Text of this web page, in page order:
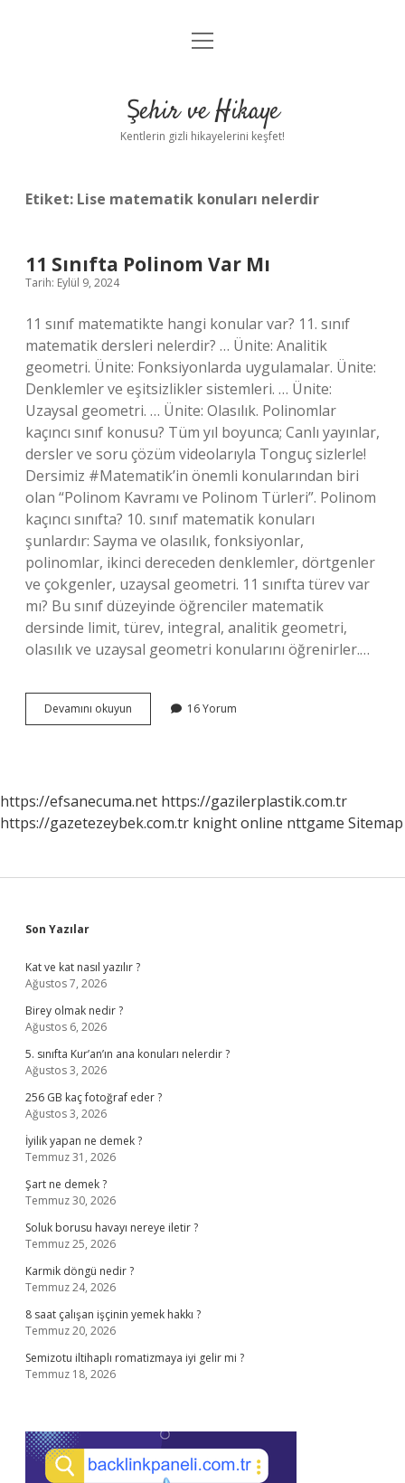
Anasayfa
Yasal Uyarı
menüyü
Şehir ve Hikaye
Kentlerin gizli hikayelerini keşfet!
Etiket: Lise matematik konuları nelerdir
11 Sınıfta Polinom Var Mı
Tarih: Eylül 9, 2024
11 sınıf matematikte hangi konular var? 11. sınıf
matematik dersleri nelerdir? … Ünite: Analitik
geometri. Ünite: Fonksiyonlarda uygulamalar. Ünite:
Denklemler ve eşitsizlikler sistemleri. … Ünite:
Uzaysal geometri. … Ünite: Olasılık. Polinomlar
kaçıncı sınıf konusu? Tüm yıl boyunca; Canlı yayınlar,
dersler ve soru çözüm videolarıyla Tonguç sizlerle!
Dersimiz #Matematik’in önemli konularından biri
olan “Polinom Kavramı ve Polinom Türleri”. Polinom
kaçıncı sınıfta? 10. sınıf matematik konuları
şunlardır: Sayma ve olasılık, fonksiyonlar,
polinomlar, ikinci dereceden denklemler, dörtgenler
ve çokgenler, uzaysal geometri. 11 sınıfta türev var
mı? Bu sınıf düzeyinde öğrenciler matematik
dersinde limit, türev, integral, analitik geometri,
olasılık ve uzaysal geometri konularını öğrenirler.…
Devamını okuyun
Sınıfta
16 Yorum
https://efsanecuma.net https://gazilerplastik.com.tr
https://gazetezeybek.com.tr knight online nttgame Sitemap
Sidebar
Son Yazılar
Kat ve kat nasıl yazılır ?
Ağustos 7, 2026
Birey olmak nedir ?
Ağustos 6, 2026
5. sınıfta Kur’an’ın ana konuları nelerdir ?
Ağustos 3, 2026
256 GB kaç fotoğraf eder ?
Ağustos 3, 2026
İyilik yapan ne demek ?
Temmuz 31, 2026
Şart ne demek ?
Temmuz 30, 2026
Soluk borusu havayı nereye iletir ?
Temmuz 25, 2026
Karmik döngü nedir ?
Temmuz 24, 2026
8 saat çalışan işçinin yemek hakkı ?
Temmuz 20, 2026
Semizotu iltihaplı romatizmaya iyi gelir mi ?
Temmuz 18, 2026